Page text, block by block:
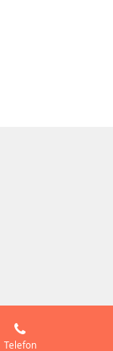
Telefon